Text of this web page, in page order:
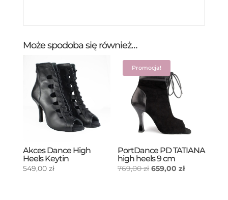
Może spodoba się również…
Akces Dance High
Heels Keytin
549,00 zł
Promocja!
PortDance PD TATIANA
high heels 9 cm
769,00zł Pierwotna
659,00złAktualna